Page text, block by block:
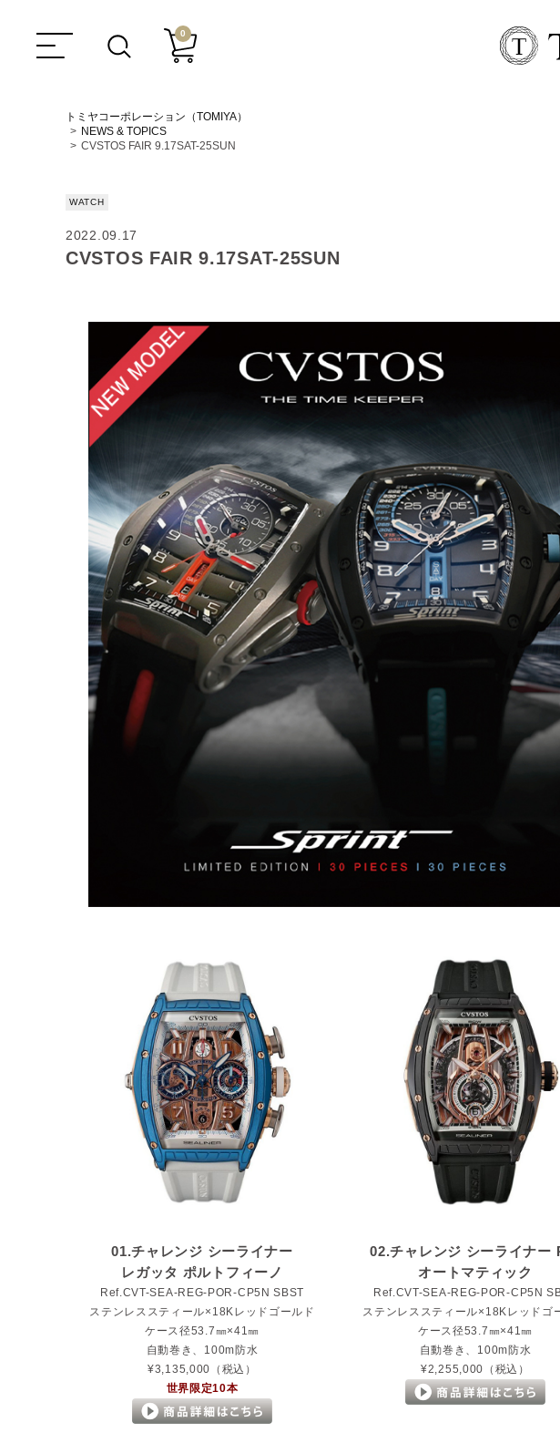
0
トミヤコーポレーション（TOMIYA）
NEWS & TOPICS
CVSTOS FAIR 9.17SAT-25SUN
WATCH
2022.09.17
CVSTOS FAIR 9.17SAT-25SUN
01.チャレンジ シーライナー
レガッタ ポルトフィーノ
Ref.CVT-SEA-REG-POR-CP5N SBST
ステンレススティール×18Kレッドゴールド
ケース径53.7㎜×41㎜
自動巻き、100m防水
¥3,135,000（税込）
世界限定10本
02.チャレンジ シーライナー
オートマティック
Ref.CVT-SEA-REG-POR-CP5N
ステンレススティール×18Kレッドゴ
ケース径53.7㎜×41㎜
自動巻き、100m防水
¥2,255,000（税込）